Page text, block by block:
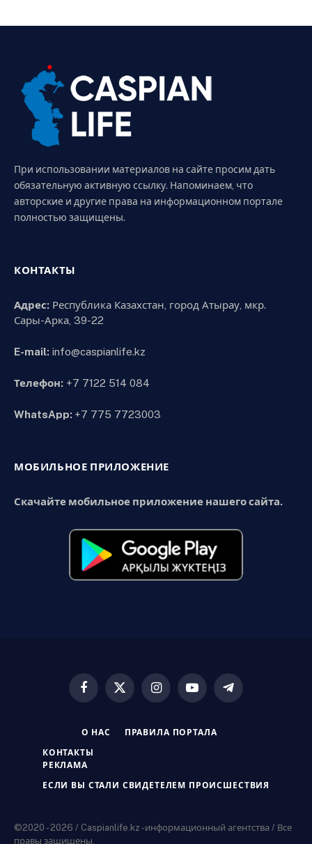
При использовании материалов на сайте просим дать
обязательную активную ссылку. Напоминаем, что
авторские и другие права на информационном портале
полностью защищены.
КОНТАКТЫ
Адрес: Республика Казахстан, город Атырау, мкр.
Сары-Арка, 39-22
E-mail: info@caspianlife.kz
Телефон: +7 7122 514 084
WhatsApp: +7 775 7723003
МОБИЛЬНОЕ ПРИЛОЖЕНИЕ
Скачайте мобильное приложение нашего сайта.
Facebook
X
InstagramYouTubeTelegram
О НАС ПРАВИЛА ПОРТАЛА
КОНТАКТЫ
РЕКЛАМА
ЕСЛИ ВЫ СТАЛИ СВИДЕТЕЛЕМ ПРОИСШЕСТВИЯ
©2020 - 2026 / Caspianlife.kz -информационный агентства / Все
правы защищены.